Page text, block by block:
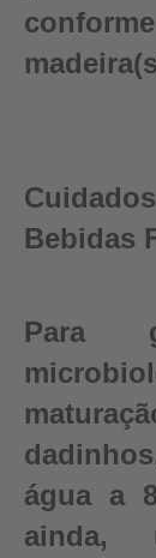
Bebidas
Para
água a
ainda,